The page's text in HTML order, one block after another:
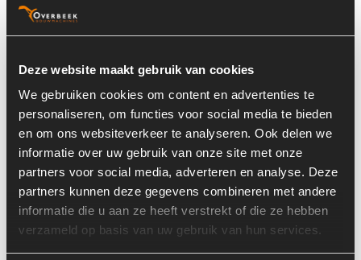
Deze website maakt gebruik van cookies
We gebruiken cookies om content en advertenties te
personaliseren, om functies voor social media te bieden
en om ons websiteverkeer te analyseren. Ook delen we
informatie over uw gebruik van onze site met onze
partners voor social media, adverteren en analyse. Deze
partners kunnen deze gegevens combineren met andere
informatie die u aan ze heeft verstrekt of die ze hebben
verzameld op basis van uw gebruik van hun services.
Informatie
Serienummer:
040611508
Past op de volgende machines:
Vögele SUPER 1600-1 / 1600-2 / 1600-3 / 1603-1 / 1603-2 /
1603-3 / 1800-1 / 1800-2 / 1800-3 / 1803-1 / 1803-2 /
1803-3
Land:
Nederland